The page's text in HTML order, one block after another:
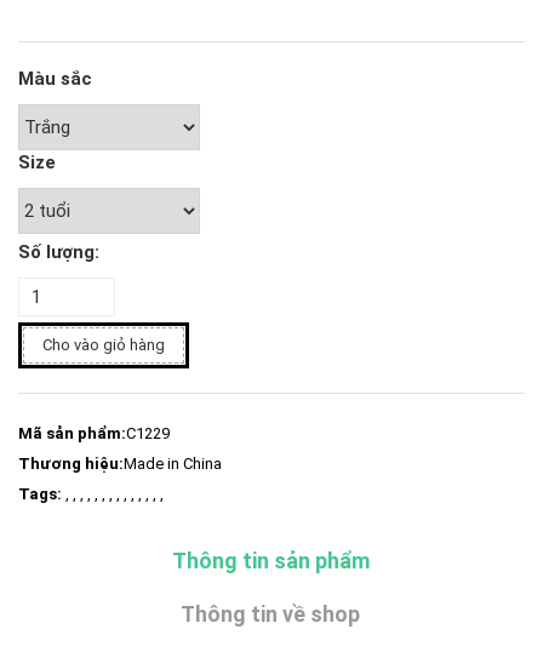
Màu sắc
Size
Số lượng:
Cho vào giỏ hàng
Mã sản phẩm:C1229
Thương hiệu:Made in China
Tags: , , , , , , , , , , , , , ,
Thông tin sản phẩm
Thông tin về shop